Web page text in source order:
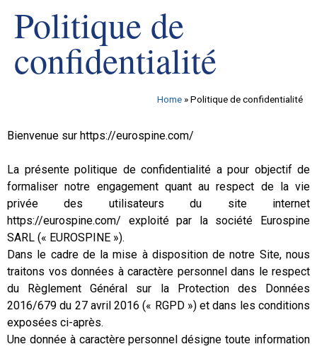
Politique de
confidentialité
Home »Politique de confidentialité
Bienvenue sur https://eurospine.com/
La présente politique de confidentialité a pour objectif de
formaliser notre engagement quant au respect de la vie
privée des utilisateurs du site internet
https://eurospine.com/ exploité par la société Eurospine
SARL (« EUROSPINE »).
Dans le cadre de la mise à disposition de notre Site, nous
traitons vos données à caractère personnel dans le respect
du Règlement Général sur la Protection des Données
2016/679 du 27 avril 2016 (« RGPD ») et dans les conditions
exposées ci-après.
Une donnée à caractère personnel désigne toute information